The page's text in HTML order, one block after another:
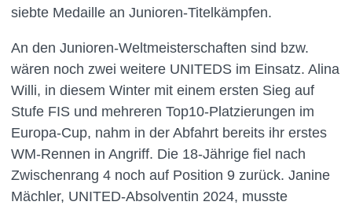
siebte Medaille an Junioren-Titelkämpfen.
An den Junioren-Weltmeisterschaften sind bzw.
wären noch zwei weitere UNITEDS im Einsatz. Alina
Willi, in diesem Winter mit einem ersten Sieg auf
Stufe FIS und mehreren Top10-Platzierungen im
Europa-Cup, nahm in der Abfahrt bereits ihr erstes
WM-Rennen in Angriff. Die 18-Jährige fiel nach
Zwischenrang 4 noch auf Position 9 zurück. Janine
Mächler, UNITED-Absolventin 2024, musste